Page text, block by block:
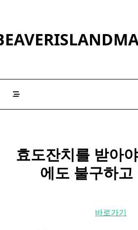
효도잔치를 받아
에도 불구하고
바로가기